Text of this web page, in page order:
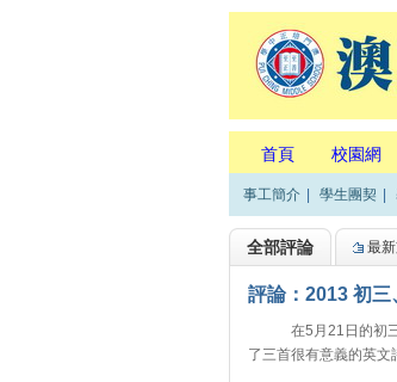
首頁 校園網
事工簡介 學生團契
全部評論 最
評論：2013 初
在5月21日的初三、
了三首很有意義的英